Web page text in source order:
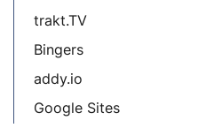
trakt.TV
Bingers
addy.io
Google Sites